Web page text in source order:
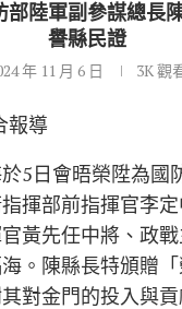
部陸軍副參謀總長
譽縣民證
年 11 月 6 日 3K觀
報導
5日會晤榮陞為國
揮部前指揮官李
黃先任中將、政
。陳縣長特頒贈「
對金門的投入與